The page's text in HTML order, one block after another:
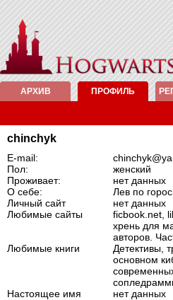
АРХИВ ПРОФИЛЬ
chinchyk
E-mail:
Пол:
женский
Проживает:
нет данных
О себе:
Лев по
Личный сайт
нет данных
Любимые сайты
ficbook.net,
хрень для
авторов.
Любимые книги
Детективы,
основном
Настоящее имя
нет данных